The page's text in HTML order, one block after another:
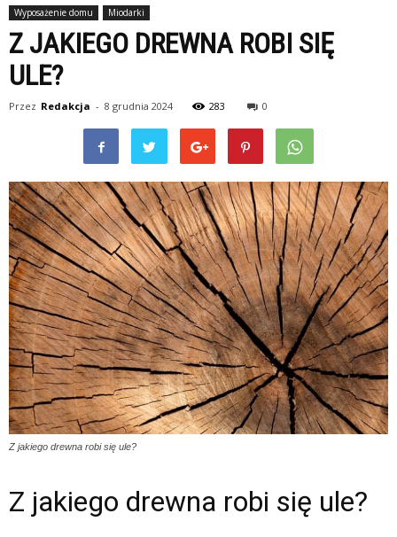
Wyposażenie domu Miodarki
Z JAKIEGO DREWNA ROBI SIĘ
ULE?
Przez Redakcja - 8 grudnia 2024 283 0
Z jakiego drewna robi się ule?
Z jakiego drewna robi się ule?